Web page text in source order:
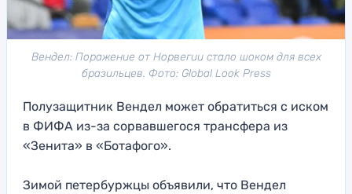
Вендел: Поражение от Норвегии стало шоком для всех
бразильцев. Фото: Global Look Press
Полузащитник Вендел может обратиться с иском
в ФИФА из-за сорвавшегося трансфера из
«Зенита» в «Ботафого».
Зимой петербуржцы объявили, что Вендел